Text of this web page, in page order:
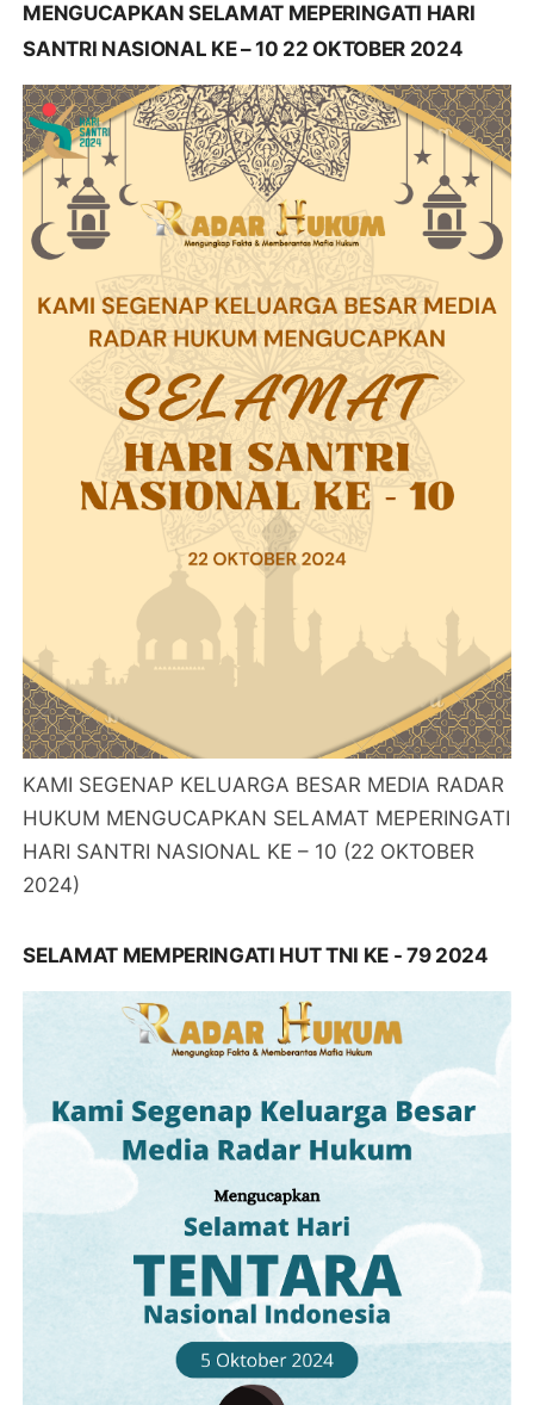
MENGUCAPKAN SELAMAT MEPERINGATI HARI
SANTRI NASIONAL KE – 10 22 OKTOBER 2024
KAMI SEGENAP KELUARGA BESAR MEDIA RADAR
HUKUM MENGUCAPKAN SELAMAT MEPERINGATI
HARI SANTRI NASIONAL KE – 10 (22 OKTOBER
2024)
SELAMAT MEMPERINGATI HUT TNI KE - 79 2024